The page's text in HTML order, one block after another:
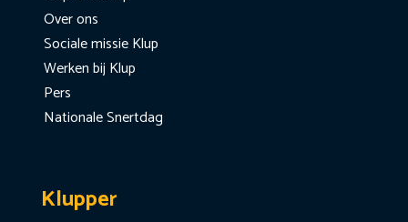
Over ons
Sociale missie Klup
Werken bij Klup
Pers
Nationale Snertdag
Klupper